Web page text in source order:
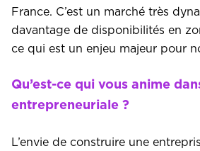
France. C’est un marché très
davantage de disponibilités en
ce qui est un enjeu majeur pour
Qu’est-ce qui vous anime
entrepreneuriale ?
L’envie de construire une